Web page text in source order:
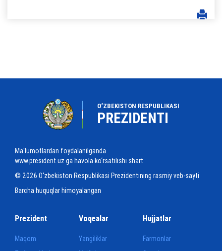
O‘ZBEKISTON RESPUBLIKASI
PREZIDENTI
Ma'lumotlardan foydalanilganda
www.president.uz ga havola ko‘rsatilishi shart
© 2026 O‘zbekiston Respublikasi Prezidentining rasmiy veb-sayti
Barcha huquqlar himoyalangan
Prezident
Maqom
Voqealar
Yangiliklar
Hujjatlar
Farmonlar